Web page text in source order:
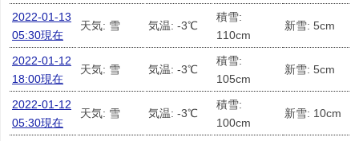
2022-01-13
05:30現在
天気: 雪 気温: -3℃
積雪:
110cm
新雪: 5cm
2022-01-12
18:00現在
天気: 雪 気温: -3℃
積雪:
105cm
新雪: 5cm
2022-01-12
05:30現在
天気: 雪 気温: -3℃
積雪:
100cm
新雪: 10cm